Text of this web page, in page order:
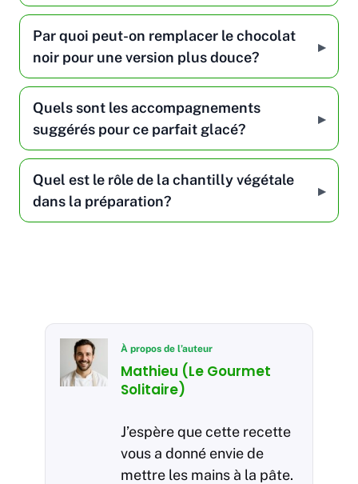
Par quoi peut-on remplacer le chocolat
noir pour une version plus douce?
Quels sont les accompagnements
suggérés pour ce parfait glacé?
Quel est le rôle de la chantilly végétale
dans la préparation?
À propos de l’auteur
Mathieu (Le Gourmet
Solitaire)
J’espère que cette recette
vous a donné envie de
mettre les mains à la pâte.